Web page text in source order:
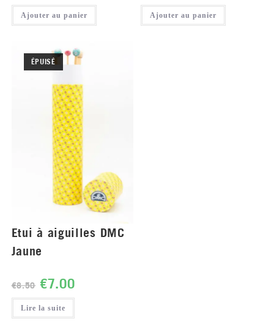
Ajouter au panier Ajouter au panier
ÉPUISÉ
Etui à aiguilles DMC
Jaune
€8.50 €7.00
Lire la suite